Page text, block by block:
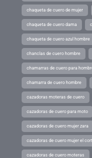
chaqueta de cuero de mujer
chaqueta de cuero dama
chaqueta de cuero azul hombre
chanclas de cuero hombre
chamarras de cuero para
chamarra de cuero hombre
cazadoras moteras de cuero
cazadoras de cuero para moto
cazadoras de cuero mujer zara
cazadoras de cuero mujer el
cazadoras de cuero moteras